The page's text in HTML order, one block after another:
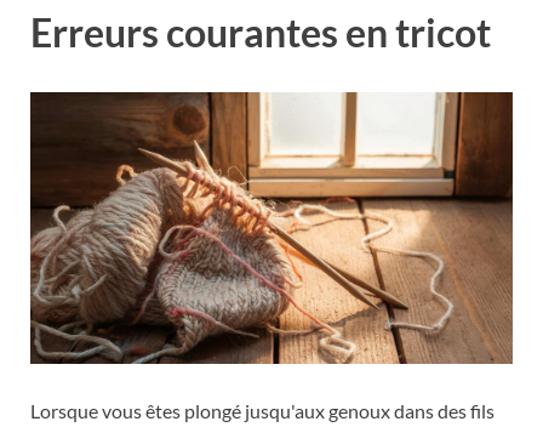
Erreurs courantes en tricot
Lorsque vous êtes plongé jusqu'aux genoux dans des fils